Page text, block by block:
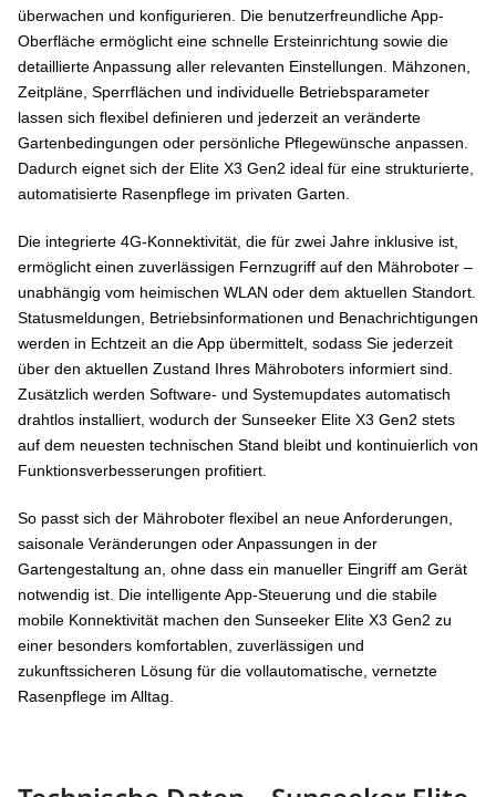
überwachen und konfigurieren. Die benutzerfreundliche App-
Oberfläche ermöglicht eine schnelle Ersteinrichtung sowie die
detaillierte Anpassung aller relevanten Einstellungen. Mähzonen,
Zeitpläne, Sperrflächen und individuelle Betriebsparameter
lassen sich flexibel definieren und jederzeit an veränderte
Gartenbedingungen oder persönliche Pflegewünsche anpassen.
Dadurch eignet sich der Elite X3 Gen2 ideal für eine strukturierte,
automatisierte Rasenpflege im privaten Garten.
Die integrierte 4G-Konnektivität, die für zwei Jahre inklusive ist,
ermöglicht einen zuverlässigen Fernzugriff auf den Mähroboter –
unabhängig vom heimischen WLAN oder dem aktuellen Standort.
Statusmeldungen, Betriebsinformationen und Benachrichtigungen
werden in Echtzeit an die App übermittelt, sodass Sie jederzeit
über den aktuellen Zustand Ihres Mähroboters informiert sind.
Zusätzlich werden Software- und Systemupdates automatisch
drahtlos installiert, wodurch der Sunseeker Elite X3 Gen2 stets
auf dem neuesten technischen Stand bleibt und kontinuierlich von
Funktionsverbesserungen profitiert.
So passt sich der Mähroboter flexibel an neue Anforderungen,
saisonale Veränderungen oder Anpassungen in der
Gartengestaltung an, ohne dass ein manueller Eingriff am Gerät
notwendig ist. Die intelligente App-Steuerung und die stabile
mobile Konnektivität machen den Sunseeker Elite X3 Gen2 zu
einer besonders komfortablen, zuverlässigen und
zukunftssicheren Lösung für die vollautomatische, vernetzte
Rasenpflege im Alltag.